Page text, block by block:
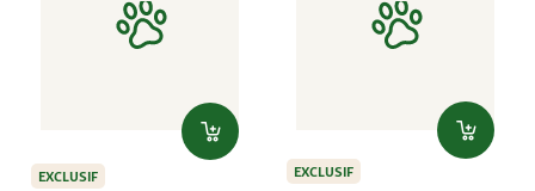
EXCLUSIF
EXCLUSIF